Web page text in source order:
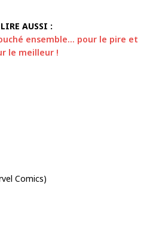
AUSSI :
ensemble… pour le pire et
le meilleur !
Comics)